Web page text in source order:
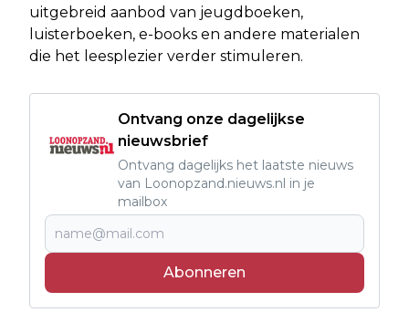
uitgebreid aanbod van jeugdboeken,
luisterboeken, e-books en andere materialen
die het leesplezier verder stimuleren.
Ontvang onze dagelijkse
nieuwsbrief
Ontvang dagelijks het laatste nieuws
van Loonopzand.nieuws.nl in je
mailbox
Abonneren